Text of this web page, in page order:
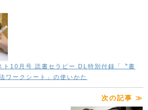
ト10月号 読書セラピー DL特別付録「〝書
ワークシート」の使いかた
次の記事 ≫